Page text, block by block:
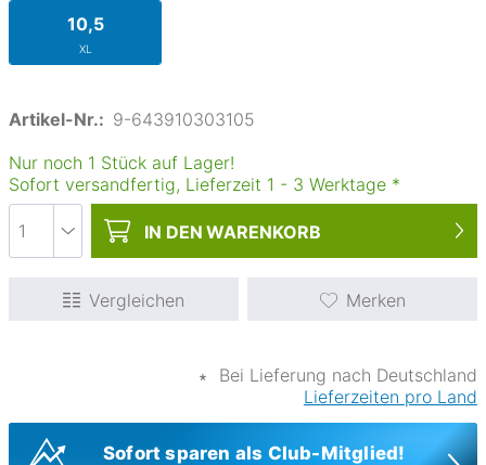
10,5
XL
Artikel-Nr.: 9-643910303105
Nur noch 1 Stück auf Lager!
Sofort versandfertig, Lieferzeit 1 - 3 Werktage *
IN DEN WARENKORB
Vergleichen Merken
∗
Bei Lieferung nach Deutschland
Lieferzeiten pro Land
Sofort sparen als Club-Mitglied!